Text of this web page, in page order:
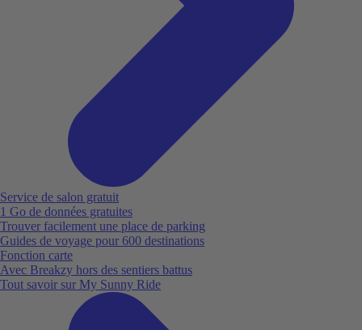
Service de salon gratuit
1 Go de données gratuites
Trouver facilement une place de parking
Guides de voyage pour 600 destinations
Fonction carte
Avec Breakzy hors des sentiers battus
Tout savoir sur My Sunny Ride